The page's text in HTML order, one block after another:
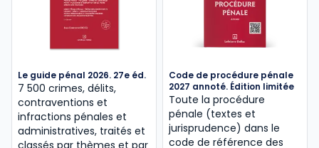
Le guide pénal 2026. 27e éd.
7 500 crimes, délits,
contraventions et
infractions pénales et
administratives, traités et
classés par thèmes et par
Code de procédure pénale
2027 annoté. Édition limitée
Toute la procédure
pénale (textes et
jurisprudence) dans le
code de référence des